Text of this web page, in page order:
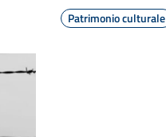
Patrimonio culturale